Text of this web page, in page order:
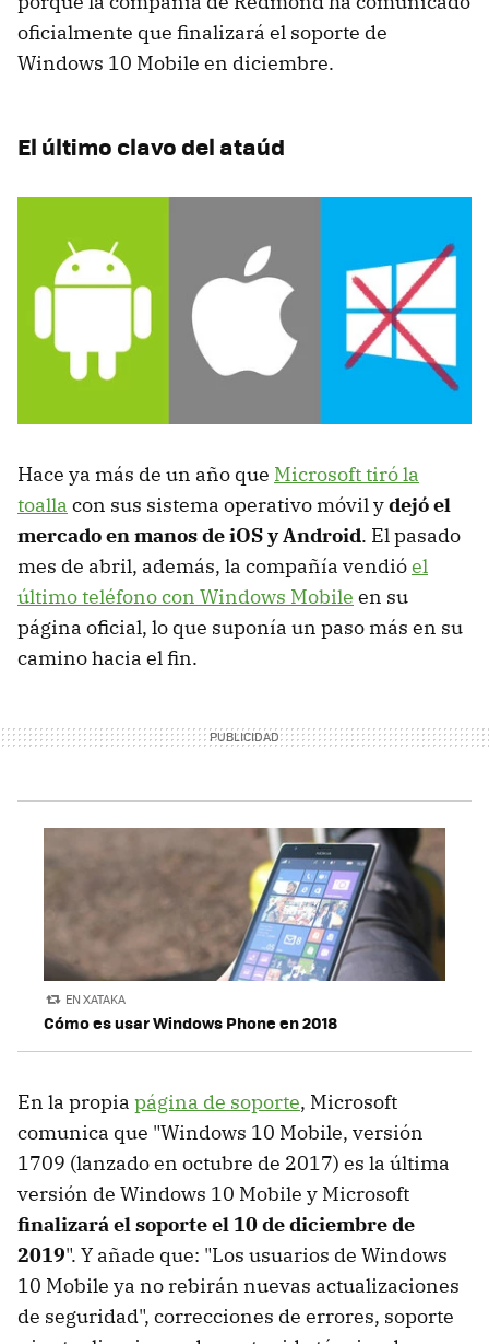
oficialmente que finalizará el soporte de
Windows 10 Mobile en diciembre.
El último clavo del ataúd
Hace ya más de un año que Microsoft tiró la
toalla con sus sistema operativo móvil ydejó el
mercado en manos de iOS y Android. El pasado
mes de abril, además, la compañía vendióel
último teléfono con Windows Mobile en su
página oficial, lo que suponía un paso más en su
camino hacia el fin.
EN XATAKA
Cómo es usar Windows Phone en 2018
En la propia página de soporte, Microsoft
comunica que "Windows 10 Mobile, versión
1709 (lanzado en octubre de 2017) es la última
versión de Windows 10 Mobile y Microsoft
finalizará el soporte el 10 de diciembre de
2019". Y añade que: "Los usuarios de Windows
10 Mobile ya no rebirán nuevas actualizaciones
de seguridad", correcciones de errores, soporte